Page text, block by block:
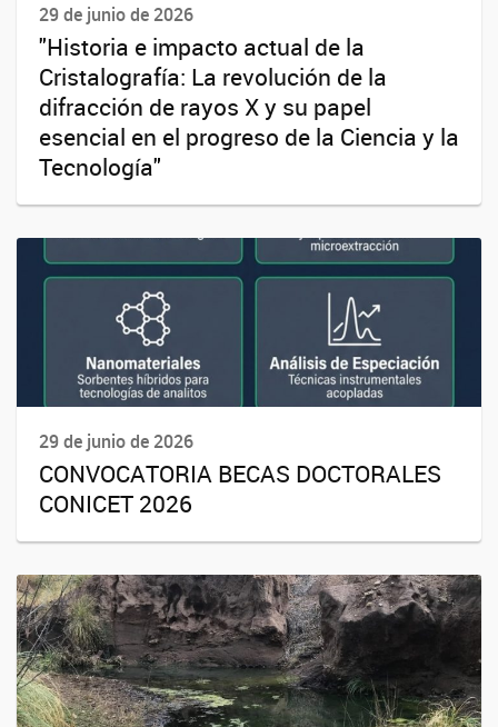
29 de junio de 2026
"Historia e impacto actual de la
Cristalografía: La revolución de la
difracción de rayos X y su papel
esencial en el progreso de la Ciencia y la
Tecnología"
29 de junio de 2026
CONVOCATORIA BECAS DOCTORALES
CONICET 2026